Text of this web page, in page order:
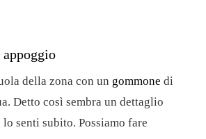
della zona con un gommone di
Detto così sembra un dettaglio
senti subito. Possiamo fare